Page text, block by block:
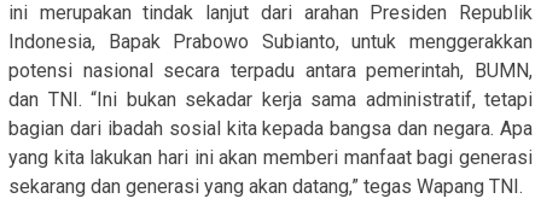
ini merupakan tindak lanjut dari arahan Presiden Republik
Indonesia, Bapak Prabowo Subianto, untuk menggerakkan
potensi nasional secara terpadu antara pemerintah, BUMN,
dan TNI. “Ini bukan sekadar kerja sama administratif, tetapi
bagian dari ibadah sosial kita kepada bangsa dan negara. Apa
yang kita lakukan hari ini akan memberi manfaat bagi generasi
sekarang dan generasi yang akan datang,” tegas Wapang TNI.